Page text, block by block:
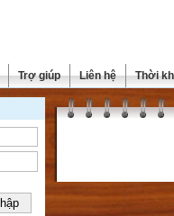
Trợ giúp Liên hệ Thời